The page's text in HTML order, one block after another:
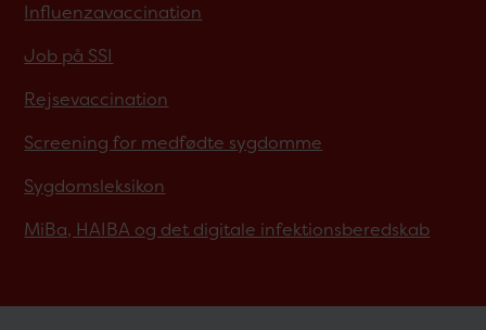
Influenzavaccination
Job på SSI
Rejsevaccination
Screening for medfødte sygdomme
Sygdomsleksikon
MiBa, HAIBA og det digitale infektionsberedskab